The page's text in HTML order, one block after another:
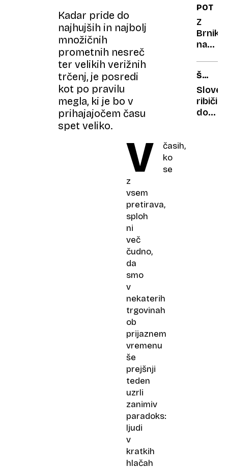
Kadar pride do
najhujših in najbolj
množičnih
prometnih nesreč
ter velikih verižnih
trčenj, je posredi
kot po pravilu
megla, ki je bo v
prihajajočem času
spet veliko.
V
časih,
ko
se
z
vsem
pretirava,
sploh
ni
več
čudno,
da
smo
v
nekaterih
trgovinah
ob
prijaznem
vremenu
še
prejšnji
teden
uzrli
zanimiv
paradoks:
ljudi
v
kratkih
hlačah
me
in 36
držav
Z
Brnika
ribiči
do